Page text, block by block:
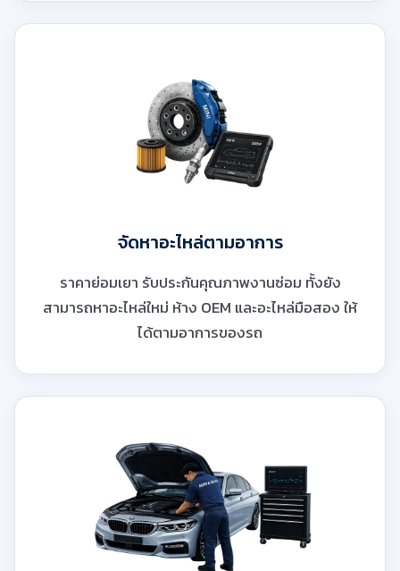
จัดหาอะไหล่ตามอาการ
ราคาย่อมเยา รับประกันคุณภาพงานซ่อม ทั้งยัง
สามารถหาอะไหล่ใหม่ ห้าง OEM และอะไหล่มือสอง ให้
ได้ตามอาการของรถ